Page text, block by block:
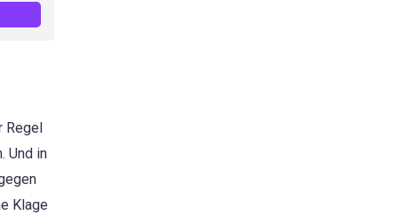
Regel
Und in
Klage